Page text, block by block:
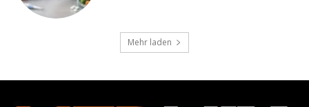
Mehr laden